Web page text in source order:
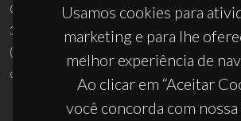
Usamos cookies para
marketing e para lhe
melhor experiência de
Ao clicar em “Aceitar
você concorda com
Campus Universitário de Santiago
3810-193 Aveiro - Portugal
(+351) 234 370 200
ciceco@ua.pt